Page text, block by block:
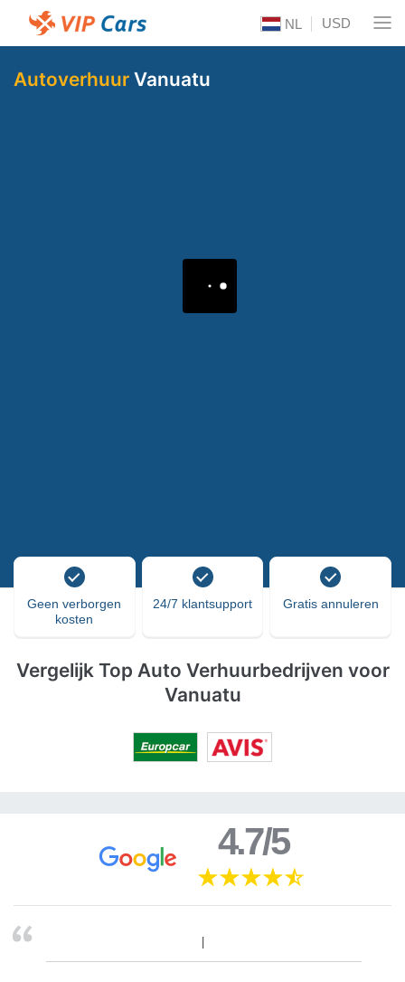
NL USD
Autoverhuur Vanuatu
Geen verborgen
kosten
24/7 klantsupport Gratis annuleren
Vergelijk Top Auto Verhuurbedrijven voor
Vanuatu
4.7/5